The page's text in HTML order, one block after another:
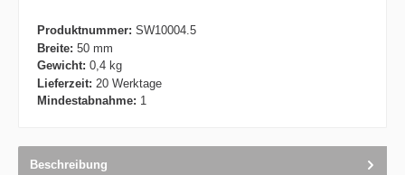
Produktnummer: SW10004.5
Breite: 50 mm
Gewicht: 0,4 kg
Lieferzeit: 20 Werktage
Mindestabnahme: 1
Beschreibung